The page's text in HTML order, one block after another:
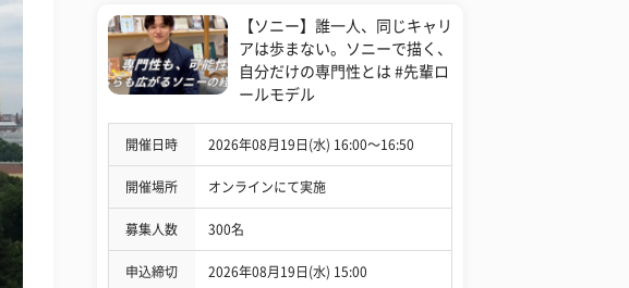
【ソニー】誰一人、同じキャリ
アは歩まない。ソニーで描く、
自分だけの専門性とは #先輩ロ
ールモデル
開催日時 2026年08月19日(水) 16:00〜16:50
開催場所 オンラインにて実施
募集人数 300名
申込締切 2026年08月19日(水) 15:00